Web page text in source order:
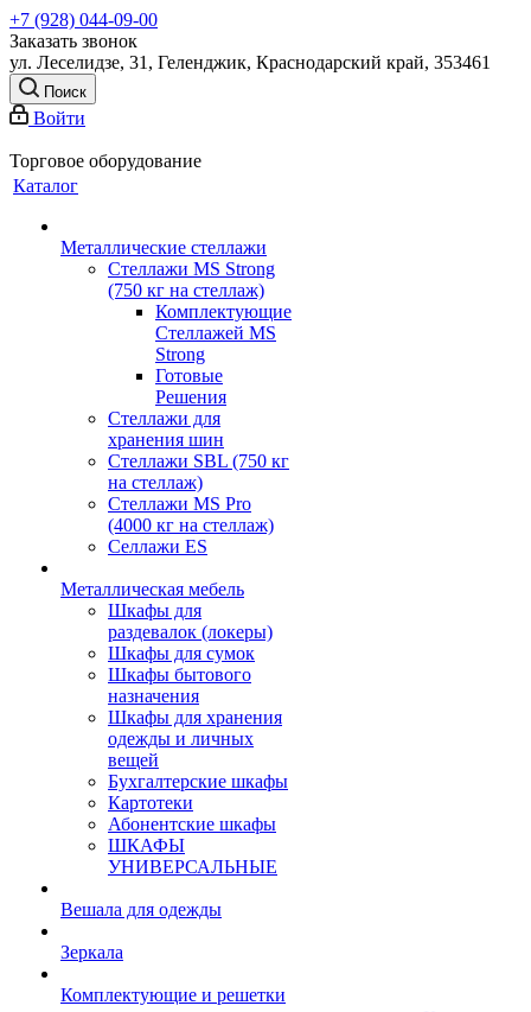
+7 (928) 044-09-00
Заказать звонок
ул. Леселидзе, 31, Геленджик, Краснодарский край, 353461
Поиск
Войти
Торговое оборудование
Каталог
Металлические стеллажи
Стеллажи MS Strong
(750 кг на стеллаж)
Комплектующие
Стеллажей MS
Strong
Готовые
Решения
Стеллажи для
хранения шин
Стеллажи SBL (750 кг
на стеллаж)
Стеллажи MS Pro
(4000 кг на стеллаж)
Селлажи ES
Металлическая мебель
Шкафы для
раздевалок (локеры)
Шкафы для сумок
Шкафы бытового
назначения
Шкафы для хранения
одежды и личных
вещей
Бухгалтерские шкафы
Картотеки
Абонентские шкафы
ШКАФЫ
УНИВЕРСАЛЬНЫЕ
Вешала для одежды
Зеркала
Комплектующие и решетки